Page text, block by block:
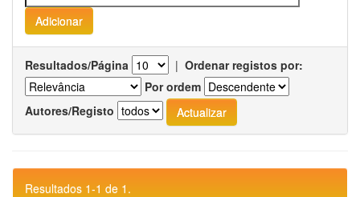
Resultados/Página | Ordenar registos por:
Por ordem
Autores/Registo
Resultados 1-1 de 1.